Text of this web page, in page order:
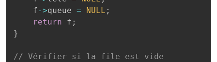
    f
->queue = NULL ;
return f ;
}
// Vérifier si la file est vide